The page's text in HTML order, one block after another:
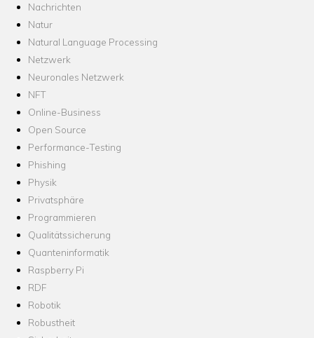
Nachrichten
Natur
Natural Language Processing
Netzwerk
Neuronales Netzwerk
NFT
Online-Business
Open Source
Performance-Testing
Phishing
Physik
Privatsphäre
Programmieren
Qualitätssicherung
Quanteninformatik
Raspberry Pi
RDF
Robotik
Robustheit